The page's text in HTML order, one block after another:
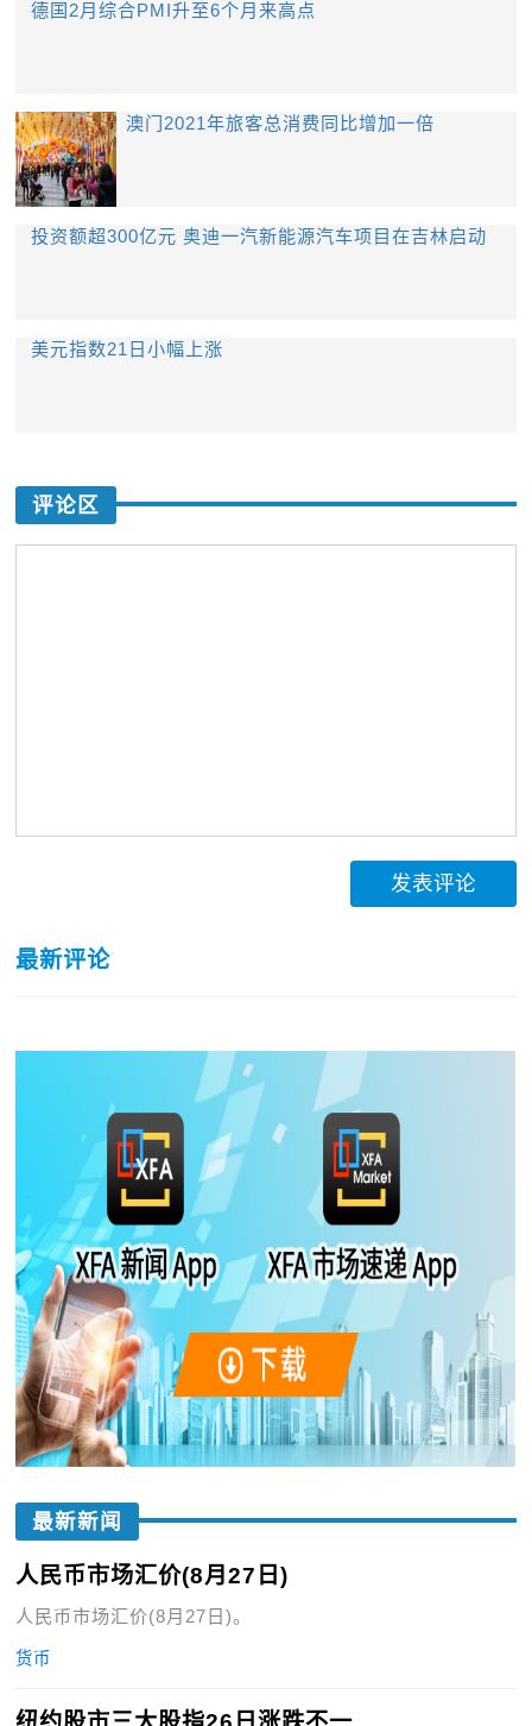
德国2月综合PMI升至6个月来高点
澳门2021年旅客总消费同比增加一倍
投资额超300亿元 奥迪一汽新能源汽车项目在吉林启动
美元指数21日小幅上涨
评论区
发表评论
最新评论
最新新闻
人民币市场汇价(8月27日)
人民币市场汇价(8月27日)。
货币